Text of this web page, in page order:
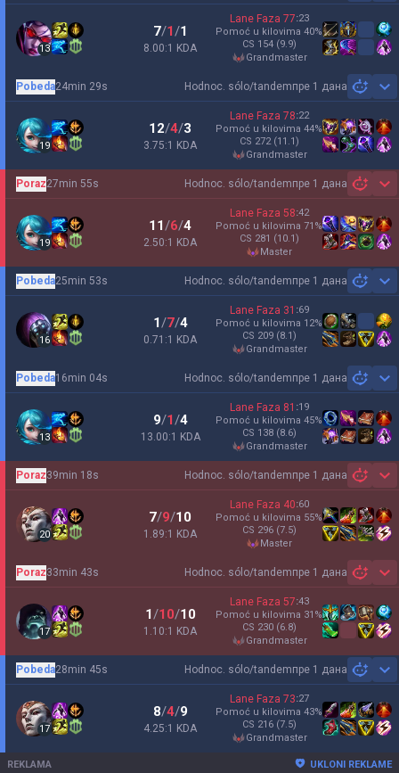
13
7/1/1
8.00:1 KDA
Lane Faza 77:23
Pomoć u kilovima 40%
CS 154 (9.9)
grandmaster
Hodnoc. sólo/tandemпре 1 дана
Pobeda24min 29s
19
12/4/3
3.75:1 KDA
Lane Faza 78:22
Pomoć u kilovima 44%
CS 272 (11.1)
grandmaster
Hodnoc. sólo/tandemпре 1 дана
Poraz27min 55s
19
11/6/4
2.50:1 KDA
Lane Faza 58:42
Pomoć u kilovima 71 %
CS 281 (10.1)
master
Hodnoc. sólo/tandemпре 1 дана
Pobeda25min 53s
16
1/7/4
0.71:1 KDA
Lane Faza 31 :69
Pomoć u kilovima 12%
CS 209 (8.1)
grandmaster
Hodnoc. sólo/tandemпре 1 дана
Pobeda16min 04s
13
9/1/4
13.00:1 KDA
Lane Faza 81 :19
Pomoć u kilovima 45%
CS 138 (8.6)
grandmaster
Hodnoc. sólo/tandemпре 1 дана
Poraz39min 18s
20
7/9/10
1.89:1 KDA
Lane Faza 40:60
Pomoć u kilovima 55%
CS 296 (7.5)
master
Hodnoc. sólo/tandemпре 1 дана
Poraz33min 43s
17
1/10/10
1.10:1 KDA
Lane Faza 57:43
Pomoć u kilovima 31 %
CS 230 (6.8)
grandmaster
Hodnoc. sólo/tandemпре 1 дана
Pobeda28min 45s
17
8/4/9
4.25:1 KDA
Lane Faza 73:27
Pomoć u kilovima 43%
CS 216 (7.5)
grandmaster
REKLAMA UKLONI REKLAME